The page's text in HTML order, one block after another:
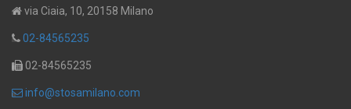
via Ciaia, 10, 20158 Milano
02-84565235
02-84565235
info@stosamilano.com